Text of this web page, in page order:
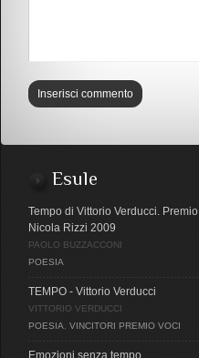
Esule
Tempo di Vittorio Verducci. Premio
Nicola Rizzi 2009
PAOLO BUZZACCONI
POESIA
TEMPO - Vittorio Verducci
VITTORIO VERDUCCI
POESIA
VINCITORI PREMIO VOCI
Emozioni senza tempo